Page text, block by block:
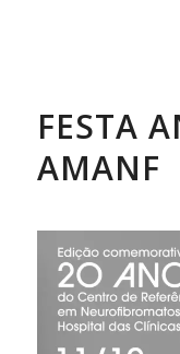
FESTA
AMANF